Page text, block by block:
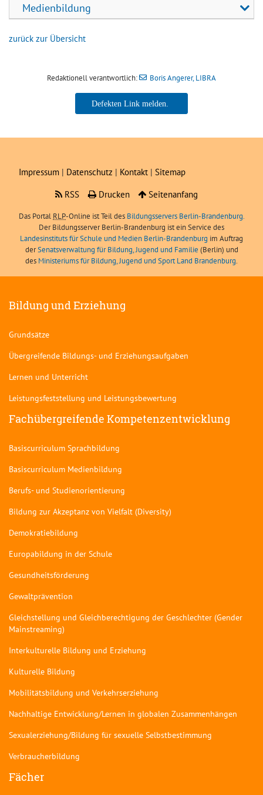
Medienbildung
zurück zur Übersicht
Redaktionell verantwortlich: Boris Angerer, LIBRA
Boris Angerer, LIBRA
Impressum | Datenschutz | Kontakt | Sitemap
RSS
Drucken Seitenanfang
Das Portal RLP-Online ist Teil des Bildungsservers Berlin-Brandenburg.
Der Bildungsserver Berlin-Brandenburg ist ein Service des
Landesinstituts für Schule und Medien Berlin-Brandenburg im Auftrag
derSenatsverwaltung für Bildung, Jugend und Familie (Berlin) und
des Ministeriums für Bildung, Jugend und Sport Land Brandenburg.
Bildung und Erziehung
Grundsätze
Übergreifende Bildungs- und Erziehungsaufgaben
Lernen und Unterricht
Leistungsfeststellung und Leistungsbewertung
Fachübergreifende Kompetenzentwicklung
Basiscurriculum Sprachbildung
Basiscurriculum Medienbildung
Berufs- und Studienorientierung
Bildung zur Akzeptanz von Vielfalt (Diversity)
Demokratiebildung
Europabildung in der Schule
Gesundheitsförderung
Gewaltprävention
Gleichstellung und Gleichberechtigung der Geschlechter (Gender
Mainstreaming)
Interkulturelle Bildung und Erziehung
Kulturelle Bildung
Mobilitätsbildung und Verkehrserziehung
Nachhaltige Entwicklung/Lernen in globalen Zusammenhängen
Sexualerziehung/Bildung für sexuelle Selbstbestimmung
Verbraucherbildung
Fächer